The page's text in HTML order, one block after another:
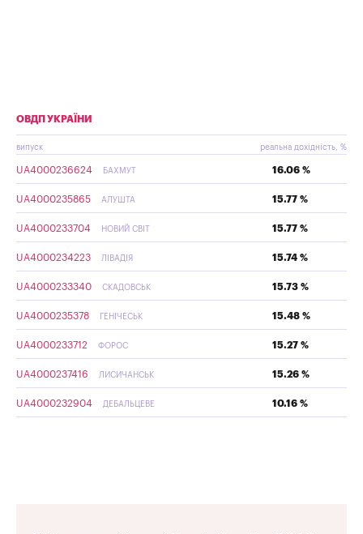
ОВДП УКРАЇНИ
випуск реальна дохідність, %
UA4000236624 БАХМУТ 16.06 %
UA4000235865 АЛУШТА 15.77 %
UA4000233704 НОВИЙ СВІТ 15.77 %
UA4000234223 ЛІВАДІЯ 15.74 %
UA4000233340 СКАДОВСЬК 15.73 %
UA4000235378 ГЕНІЧЕСЬК 15.48 %
UA4000233712 ФОРОС 15.27 %
UA4000237416 ЛИСИЧАНСЬК 15.26 %
UA4000232904 ДЕБАЛЬЦЕВЕ 10.16 %